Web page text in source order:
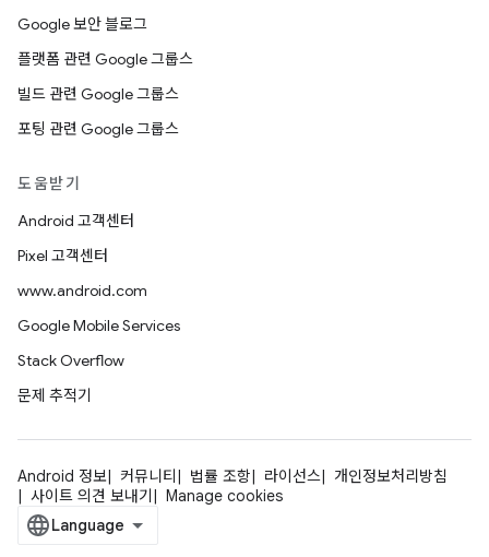
Google 보안 블로그
플랫폼 관련 Google 그룹스
빌드 관련 Google 그룹스
포팅 관련 Google 그룹스
도움받기
Android 고객센터
Pixel 고객센터
www.android.com
Google Mobile Services
Stack Overflow
문제 추적기
Android 정보 커뮤니티 법률 조항 라이선스
개인정보처리방침
사이트 의견 보내기
Manage cookies